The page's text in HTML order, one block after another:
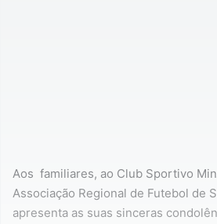
Aos familiares, ao Club Sportivo
Associação Regional de Futebol de
apresenta as suas sinceras